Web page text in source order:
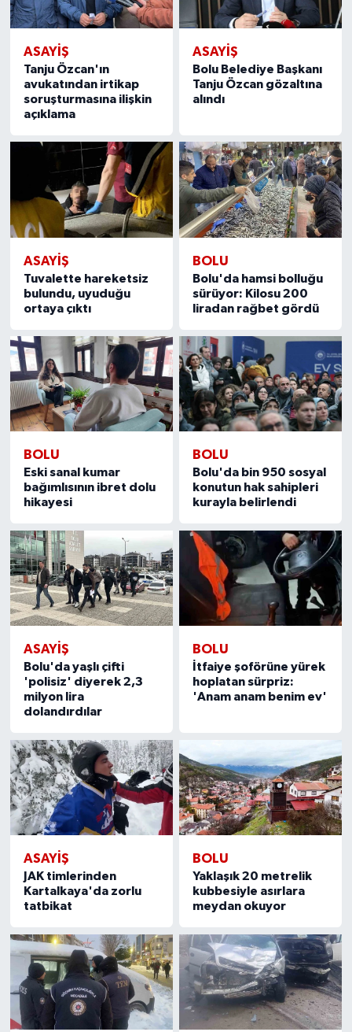
ASAYIŞ
Tanju Özcan'ın
avukatından irtikap
soruşturmasına ilişkin
açıklama
ASAYIŞ
Bolu Belediye Başkanı
Tanju Özcan gözaltına
alındı
ASAYIŞ
Tuvalette hareketsiz
bulundu, uyuduğu
ortaya çıktı
BOLU
Bolu'da hamsi bolluğu
sürüyor: Kilosu 200
liradan rağbet gördü
BOLU
Eski sanal kumar
bağımlısının ibret dolu
hikayesi
BOLU
Bolu'da bin 950 sosyal
konutun hak sahipleri
kurayla belirlendi
ASAYIŞ
Bolu'da yaşlı çifti
'polisiz' diyerek 2,3
milyon lira
dolandırdılar
BOLU
İtfaiye şoförüne yürek
hoplatan sürpriz:
'Anam anam benim ev'
ASAYIŞ
JAK timlerinden
Kartalkaya'da zorlu
tatbikat
BOLU
Yaklaşık 20 metrelik
kubbesiyle asırlara
meydan okuyor